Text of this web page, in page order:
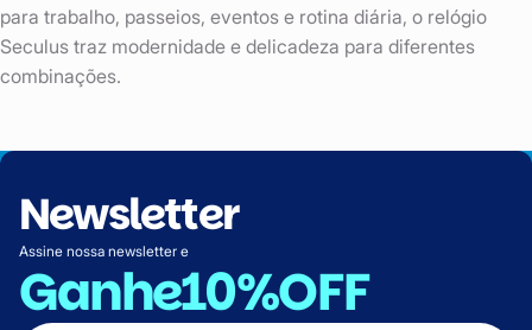
para trabalho, passeios, eventos e rotina diária, o relógio
Seculus traz modernidade e delicadeza para diferentes
combinações.
Newsletter
Assine nossa newsletter e
Ganhe10%OFF